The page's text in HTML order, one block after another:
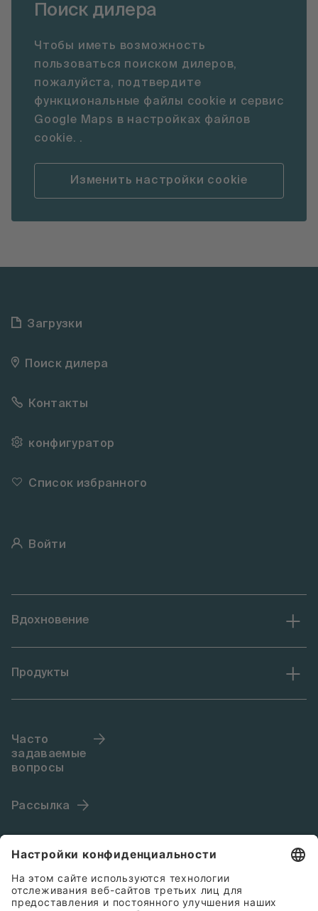
Поиск дилера
Чтобы иметь возможность
пользоваться поиском дилеров,
пожалуйста, подтвердите
функциональные файлы cookie и сервис
Google Maps в настройках файлов
cookie. .
Изменить настройки cookie
Загрузки
Поиск дилера
Контакты
конфигуратор
Список избранного
Войти
Вдохновение
Продукты
Часто
задаваемые
вопросы
Рассылка